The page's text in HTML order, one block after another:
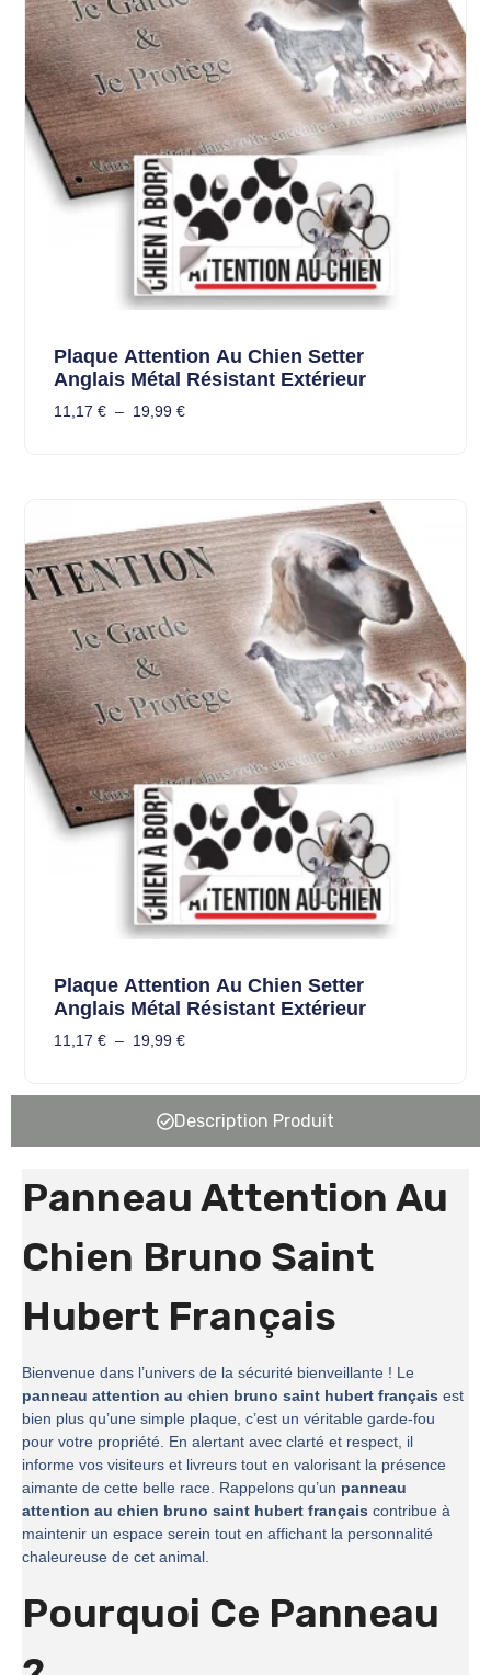
Plaque Attention Au Chien Setter
Anglais Métal Résistant Extérieur
11,17 € – 19,99 €
Plaque Attention Au Chien Setter
Anglais Métal Résistant Extérieur
11,17 € – 19,99 €
Description Produit
Panneau Attention Au
Chien Bruno Saint
Hubert Français
Bienvenue dans l’univers de la sécurité bienveillante ! Le
panneau attention au chien bruno saint hubert français est
bien plus qu’une simple plaque, c’est un véritable garde-fou
pour votre propriété. En alertant avec clarté et respect, il
informe vos visiteurs et livreurs tout en valorisant la présence
aimante de cette belle race. Rappelons qu’un panneau
attention au chien bruno saint hubert français contribue à
maintenir un espace serein tout en affichant la personnalité
chaleureuse de cet animal.
Pourquoi Ce Panneau